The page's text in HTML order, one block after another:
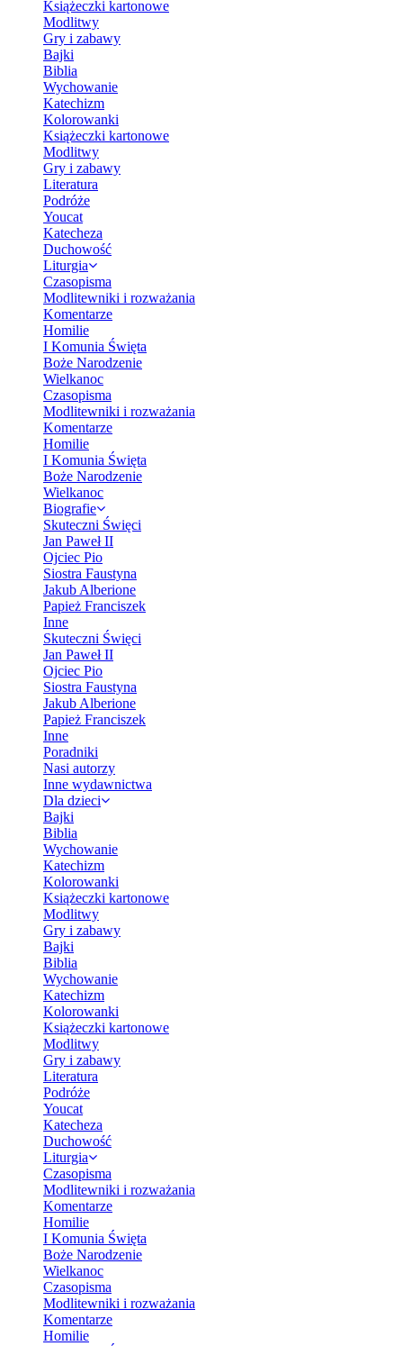
Książeczki kartonowe
Modlitwy
Gry i zabawy
Bajki
Biblia
Wychowanie
Katechizm
Kolorowanki
Książeczki kartonowe
Modlitwy
Gry i zabawy
Literatura
Podróże
Youcat
Katecheza
Duchowość
Liturgia
Czasopisma
Modlitewniki i rozważania
Komentarze
Homilie
I Komunia Święta
Boże Narodzenie
Wielkanoc
Czasopisma
Modlitewniki i rozważania
Komentarze
Homilie
I Komunia Święta
Boże Narodzenie
Wielkanoc
Biografie
Skuteczni Święci
Jan Paweł II
Ojciec Pio
Siostra Faustyna
Jakub Alberione
Papież Franciszek
Inne
Skuteczni Święci
Jan Paweł II
Ojciec Pio
Siostra Faustyna
Jakub Alberione
Papież Franciszek
Inne
Poradniki
Nasi autorzy
Inne wydawnictwa
Dla dzieci
Bajki
Biblia
Wychowanie
Katechizm
Kolorowanki
Książeczki kartonowe
Modlitwy
Gry i zabawy
Bajki
Biblia
Wychowanie
Katechizm
Kolorowanki
Książeczki kartonowe
Modlitwy
Gry i zabawy
Literatura
Podróże
Youcat
Katecheza
Duchowość
Liturgia
Czasopisma
Modlitewniki i rozważania
Komentarze
Homilie
I Komunia Święta
Boże Narodzenie
Wielkanoc
Czasopisma
Modlitewniki i rozważania
Komentarze
Homilie